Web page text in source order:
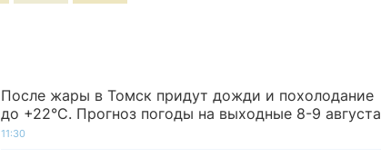
После жары в Томск придут дожди и похолодание
до +22°C. Прогноз погоды на выходные 8-9 августа
11:30